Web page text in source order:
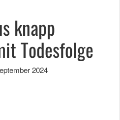
knapp
Todesfolge
2024